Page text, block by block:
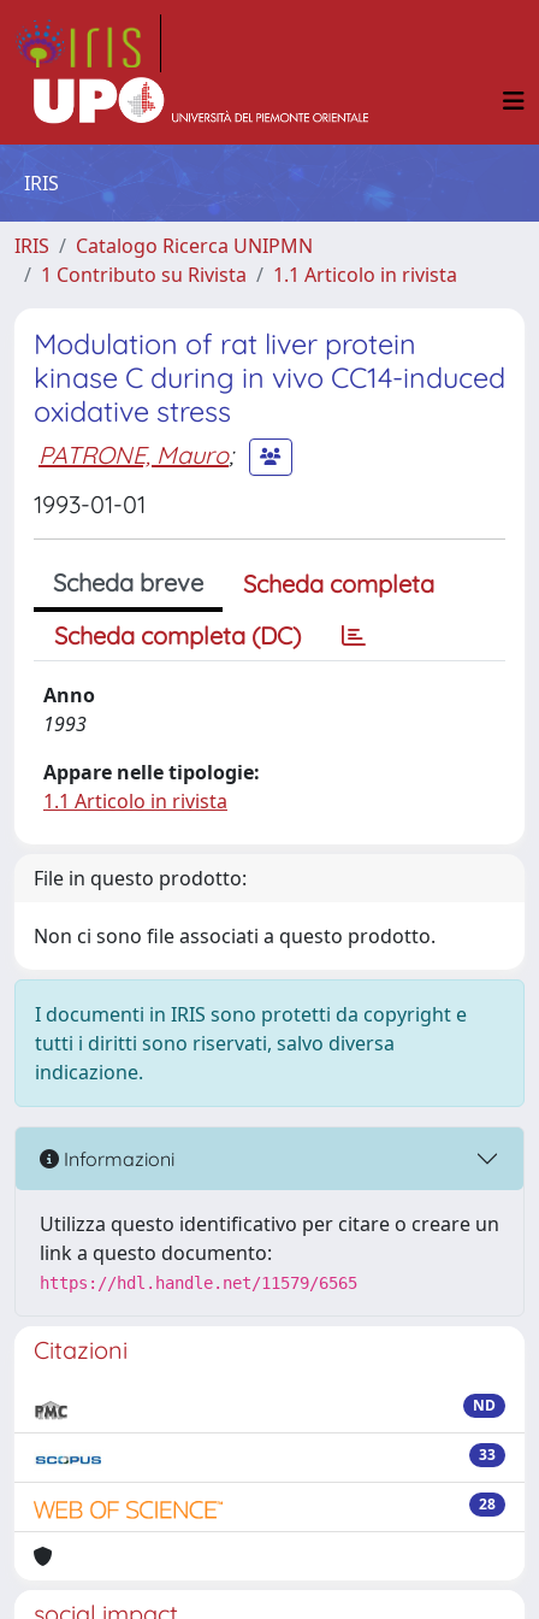
IRIS
IRIS
Catalogo Ricerca UNIPMN
1 Contributo su Rivista
1.1 Articolo in rivista
Modulation of rat liver protein
kinase C during in vivo CC14-induced
oxidative stress
PATRONE, Mauro;
1993-01-01
Scheda breve
Scheda completa
Scheda completa (DC)
Anno
1993
Appare nelle tipologie:
1.1 Articolo in rivista
File in questo prodotto:
Non ci sono file associati a questo prodotto.
I documenti in IRIS sono protetti da copyright e
tutti i diritti sono riservati, salvo diversa
indicazione.
Informazioni
Utilizza questo identificativo per citare o creare un
link a questo documento:
https://hdl.handle.net/11579/6565
Citazioni
ND
33
28